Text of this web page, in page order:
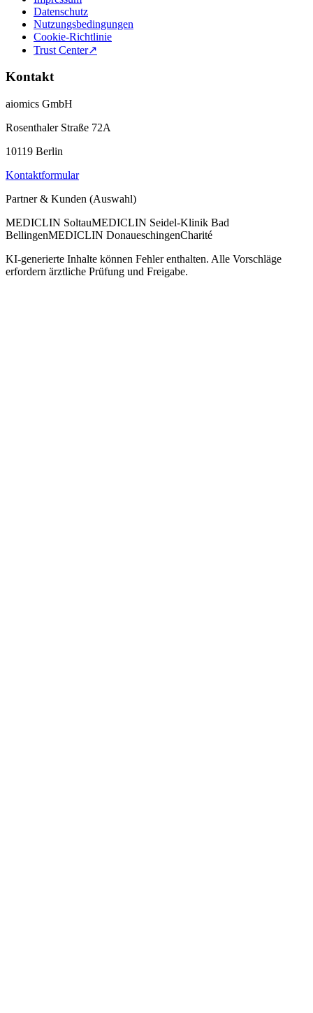
Datenschutz
Nutzungsbedingungen
Cookie-Richtlinie
Trust Center↗
Kontakt
aiomics GmbH
Rosenthaler Straße 72A
10119 Berlin
Kontaktformular
Partner & Kunden (Auswahl)
MEDICLIN SoltauMEDICLIN Seidel-Klinik Bad
BellingenMEDICLIN DonaueschingenCharité
KI-generierte Inhalte können Fehler enthalten. Alle Vorschläge
erfordern ärztliche Prüfung und Freigabe.